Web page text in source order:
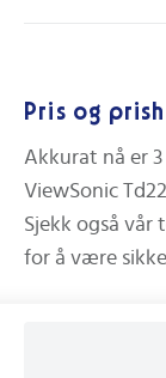
Pris og
Akkurat nå er
ViewSonic
Sjekk også vår
for å være